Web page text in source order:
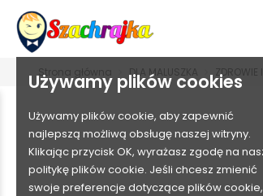
Używamy plików cookies
Używamy plików cookie, aby zapewnić
najlepszą możliwą obsługę naszej witryny.
Klikając przycisk OK, wyrażasz zgodę na
politykę plików cookie. Jeśli chcesz zmienić
swoje preferencje dotyczące plików cookie,
Strona główna DLA MALUSZKA ZDROWIE